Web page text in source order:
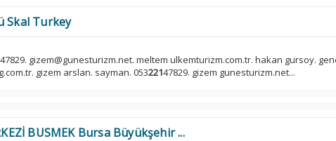
Skal Turkey
47829. gizem@gunesturizm.net. meltem ulkemturizm.com.tr. hakan gursoy.
gizem arslan. sayman. 05322147829. gizem gunesturizm.net...
BUSMEK Bursa Büyükşehir ...